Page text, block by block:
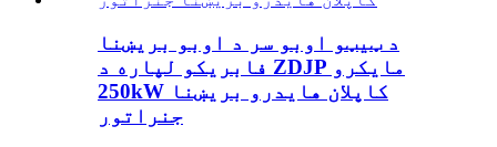
د ټیټو اوبو سر د اوبو بریښنا
فابریکو لپاره د ZDJP مایکرو
250kW کاپلان هایدرو بریښنا
جنراتور